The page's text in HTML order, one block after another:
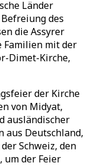
Länder
des
die Assyrer
Familien mit der
Dimet-Kirche,
der Kirche
von Midyat,
ausländischer
aus Deutschland,
Schweiz, den
um der Feier